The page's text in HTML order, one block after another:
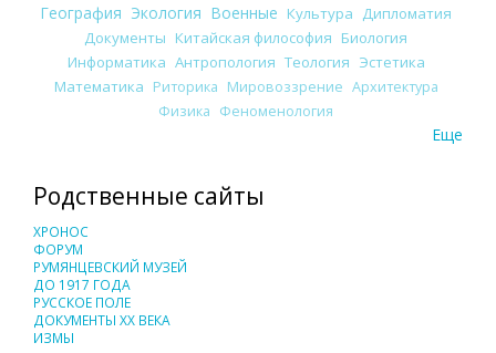
География Экология Военные Культура
Дипломатия
Документы Китайская философия Биология
Информатика Антропология Теология Эстетика
Математика Риторика Мировоззрение Архитектура
Физика Феноменология
Еще
Родственные сайты
ХРОНОС
ФОРУМ
РУМЯНЦЕВСКИЙ МУЗЕЙ
ДО 1917 ГОДА
РУССКОЕ ПОЛЕ
ДОКУМЕНТЫ XX ВЕКА
ИЗМЫ